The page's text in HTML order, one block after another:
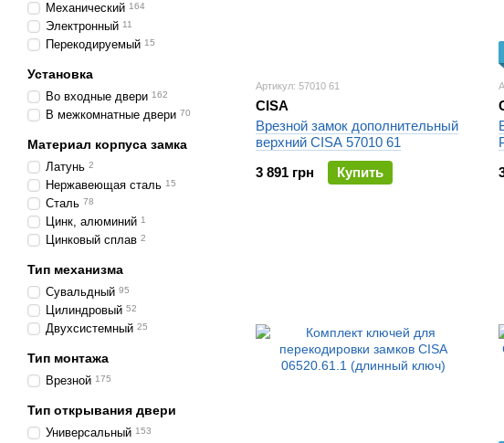
Артикул: 57010 61
CISA
Врезной замок дополнительный
верхний CISA 57010 61
3 891 грн
Купить
Механический 164
Электронный 11
Перекодируемый 15
Установка
Во входные двери 162
В межкомнатные двери 70
Материал корпуса замка
Латунь 2
Нержавеющая сталь 15
Сталь 78
Цинк, алюминий 1
Цинковый сплав 2
Тип механизма
Сувальдный 95
Цилиндровый 52
Двухсистемный 25
Тип монтажа
Врезной 175
Тип открывания двери
Универсальный 153